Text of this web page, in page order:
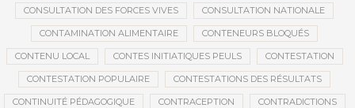
CONSULTATION DES FORCES VIVES CONSULTATION NATIONALE
CONTAMINATION ALIMENTAIRE CONTENEURS BLOQUÉS
CONTENU LOCAL CONTES INITIATIQUES PEULS CONTESTATION
CONTESTATION POPULAIRE CONTESTATIONS DES RÉSULTATS
CONTINUITÉ PÉDAGOGIQUE CONTRACEPTION CONTRADICTIONS